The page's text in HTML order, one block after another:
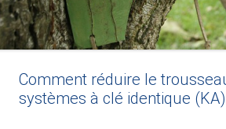
Comment réduire le
systèmes à clé identique (KA)